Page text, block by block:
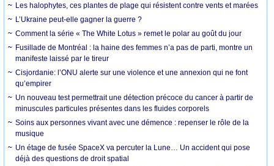
Les halophytes, ces plantes de plage qui résistent contre vents et marées
L’Ukraine peut-elle gagner la guerre ?
Comment la série « The White Lotus » remet le polar au goût du jour
Fusillade de Montréal : la haine des femmes n’a pas de parti, montre un
manifeste laissé par le tireur
Cisjordanie: l’ONU alerte sur une violence et une annexion qui ne font
qu’empirer
Un nouveau test permettrait une détection précoce du cancer à partir de
minuscules particules présentes dans les fluides corporels
Soins aux personnes vivant avec une démence : repenser le rôle de la
musique
Un étage de fusée SpaceX va percuter la Lune… Un accident qui pose
déjà des questions de droit spatial